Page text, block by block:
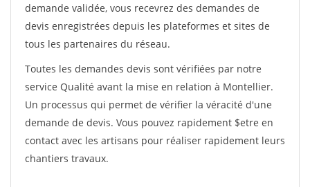
demande validée, vous recevrez des demandes de
devis enregistrées depuis les plateformes et sites de
tous les partenaires du réseau.
Toutes les demandes devis sont vérifiées par notre
service Qualité avant la mise en relation à Montellier.
Un processus qui permet de vérifier la véracité d'une
demande de devis. Vous pouvez rapidement $etre en
contact avec les artisans pour réaliser rapidement leurs
chantiers travaux.